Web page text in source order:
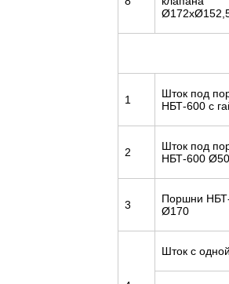
1
Шток под
НБТ-600 с
2
Шток под
НБТ-600
3
Поршни
Ø170
Шток с